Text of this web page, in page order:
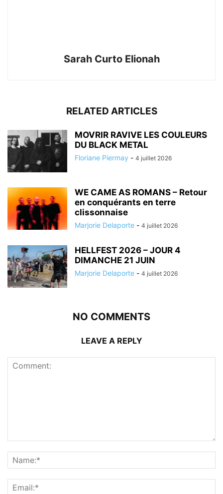
Sarah Curto Elionah
RELATED ARTICLES
MOVRIR RAVIVE LES COULEURS
DU BLACK METAL
Floriane Piermay - 4 juillet 2026
WE CAME AS ROMANS – Retour
en conquérants en terre
clissonnaise
Marjorie Delaporte - 4 juillet 2026
HELLFEST 2026 – JOUR 4
DIMANCHE 21 JUIN
Marjorie Delaporte - 4 juillet 2026
NO COMMENTS
LEAVE A REPLY